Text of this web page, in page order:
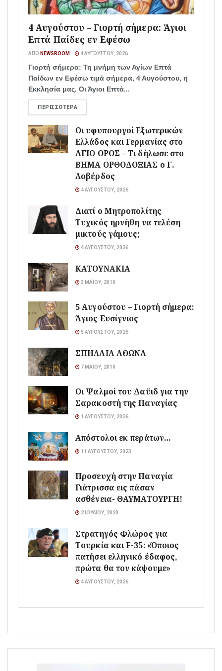
4 Αυγούστου – Γιορτή σήμερα: Άγιοι
Επτά Παίδες εν Εφέσω
ΑΠΌ NEWSROOM 4 ΑΥΓΟΎΣΤΟΥ, 2026
Γιορτή σήμερα: Τη μνήμη των Αγίων Επτά
Παίδων εν Εφέσω τιμά σήμερα, 4 Αυγούστου, η
Εκκλησία μας. Οι Άγιοι Επτά...
ΠΕΡΙΣΣΌΤΕΡΑ
Οι υφυπουργοί Εξωτερικών
Ελλάδος και Γερμανίας στο
ΑΓΙΟ ΟΡΟΣ – Τι δήλωσε στο
ΒΗΜΑ ΟΡΘΟΔΟΞΙΑΣ ο Γ.
Λοβέρδος
4 ΑΥΓΟΎΣΤΟΥ, 2026
Διατί ο Μητροπολίτης
Τυχικός ηρνήθη να τελέση
μικτούς γάμους;
4 ΑΥΓΟΎΣΤΟΥ, 2026
ΚΑΤΟΥΝΑΚΙΑ
3 ΜΑΪ́ΟΥ, 2010
5 Αυγούστου – Γιορτή σήμερα:
Άγιος Ευσίγνιος
5 ΑΥΓΟΎΣΤΟΥ, 2026
ΣΠΗΛΑΙΑ ΑΘΩΝΑ
7 ΜΑΪ́ΟΥ, 2010
Οι Ψαλμοί του Δαϋιδ για την
Σαρακοστή της Παναγίας
1 ΑΥΓΟΎΣΤΟΥ, 2026
Απόστολοι εκ περάτων…
11 ΑΥΓΟΎΣΤΟΥ, 2023
Προσευχή στην Παναγία
Γιάτρισσα εις πάσαν
ασθένεια- ΘΑΥΜΑΤΟΥΡΓΗ!
2 ΙΟΥΛΊΟΥ, 2020
Στρατηγός Φλώρος για
Τουρκία και F-35: «Όποιος
πατήσει ελληνικό έδαφος,
πρώτα θα τον κάψουμε»
4 ΑΥΓΟΎΣΤΟΥ, 2026